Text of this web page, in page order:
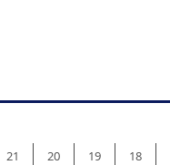
21 20 19 18